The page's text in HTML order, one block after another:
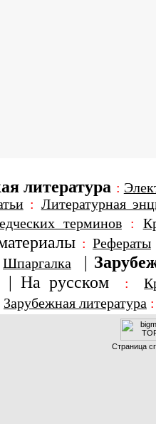
литература :
: Литературная
терминов:
: Рефераты
Шпаргалка |
| На русском :
Зарубежная литература
Страница